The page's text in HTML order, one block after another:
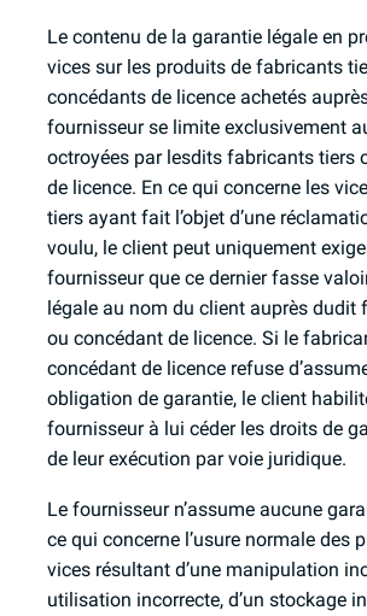
Le contenu de la garantie légale en
vices sur les produits de fabricants
concédants de licence achetés
fournisseur se limite exclusivement
octroyées par lesdits fabricants tiers
de licence. En ce qui concerne les
tiers ayant fait l’objet d’une
voulu, le client peut uniquement
fournisseur que ce dernier fasse
légale au nom du client auprès dudit
ou concédant de licence. Si le
concédant de licence refuse
obligation de garantie, le client
fournisseur à lui céder les droits de
de leur exécution par voie juridique.
Le fournisseur n’assume aucune
ce qui concerne l’usure normale des
vices résultant d’une manipulation
utilisation incorrecte, d’un stockage